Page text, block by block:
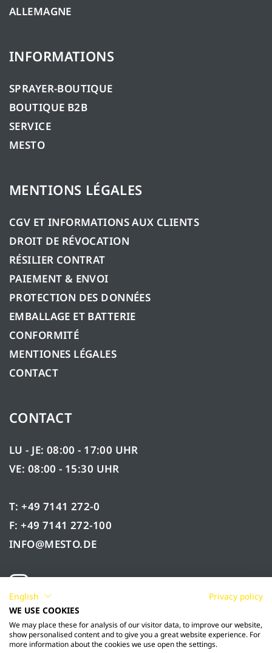
ALLEMAGNE
INFORMATIONS
SPRAYER-BOUTIQUE
BOUTIQUE B2B
SERVICE
MESTO
MENTIONS LÉGALES
CGV ET INFORMATIONS AUX CLIENTS
DROIT DE RÉVOCATION
RÉSILIER CONTRAT
PAIEMENT & ENVOI
PROTECTION DES DONNÉES
EMBALLAGE ET BATTERIE
CONFORMITÉ
MENTIONES LÉGALES
CONTACT
CONTACT
LU - JE: 08:00 - 17:00 UHR
VE: 08:00 - 15:30 UHR
T: +49 7141 272-0
F: +49 7141 272-100
INFO@MESTO.DE
English
Privacy policy
WE USE COOKIES
We may place these for analysis of our visitor data, to improve our website,
show personalised content and to give you a great website experience. For
more information about the cookies we use open the settings.